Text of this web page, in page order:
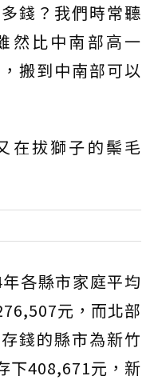
錢？我們時常聽
然比中南部高一
搬到中南部可以
在拔獅子的鬃毛
各縣市家庭平均
元，而北部
錢的縣市為新竹
下408,671元，新